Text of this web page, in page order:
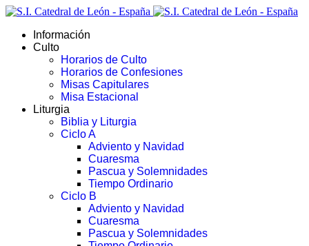
Información
Culto
Horarios de Culto
Horarios de Confesiones
Misas Capitulares
Misa Estacional
Liturgia
Biblia y Liturgia
Ciclo A
Adviento y Navidad
Cuaresma
Pascua y Solemnidades
Tiempo Ordinario
Ciclo B
Adviento y Navidad
Cuaresma
Pascua y Solemnidades